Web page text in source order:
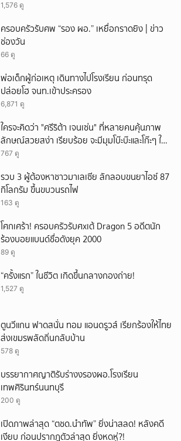
1,576 ดู
ครอบครัวรับศพ “รอง ผอ.” เหยื่อกราดยิง | ข่าว
ช่องวัน
66 ดู
พ่อเด็กผู้ก่อเหตุ เดินทางไปโรงเรียน ก่อนทรุด
ปล่อยโฮ จนท.เข้าประครอง
6,871 ดู
ใครจะคิดว่า "ศรีริต้า เจนเซ่น" ที่หลายคนคุ้นภาพ
ลักษณ์สวยสง่า เรียบร้อย จะมีมุมโบ๊ะบ๊ะและโก๊ะๆ ให้
ได้อมยิ้มเหมือนกัน งานนี้ทำเอาแฟนๆ ทั้งเอ็นดูทั้ง
767 ดู
รวบ 3 ผู้ต้องหาชาวมาเลเซีย ลักลอบขนยาไอซ์ 87
กิโลกรัม ขึ้นขบวนรถไฟ
163 ดู
โศกเศร้า! ครอบครัวรับศxเต้ Dragon 5 อดีตนัก
ร้องบอยแบนด์ชื่อดังยุค 2000
89 ดู
“ครั้งแรก” ในชีวิต เกิดขึ้นกลางกองถ่าย!
1,527 ดู
ตูนวีแกน ฟาดสนั่น ทอม แอนดรูวส์ เรียกร้องให้ไทย
ส่งเขมรพลัดถิ่นกลับบ้าน
578 ดู
บรรยากาศญาติรับร่างงรองผอ.โรงเรียน
เทพศิรินทร์นนทบุรี
200 ดู
เปิดภาพล่าสุด “ตชด.นำทัพ” ยิ่งน่าสลด! หลังคดี
เงียบ ก่อนปรากฎตัวล่าสุด ยิ่งหดหู่?!